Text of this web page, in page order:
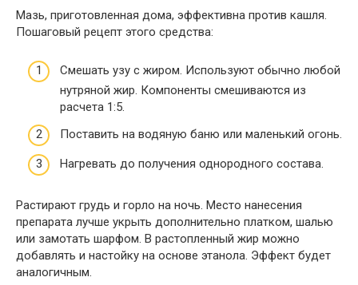
Мазь, приготовленная дома, эффективна против кашля.
Пошаговый рецепт этого средства:
Смешать узу с жиром. Используют обычно любой
нутряной жир. Компоненты смешиваются из
расчета 1:5.
Поставить на водяную баню или маленький огонь.
Нагревать до получения однородного состава.
Растирают грудь и горло на ночь. Место нанесения
препарата лучше укрыть дополнительно платком, шалью
или замотать шарфом. В растопленный жир можно
добавлять и настойку на основе этанола. Эффект будет
аналогичным.